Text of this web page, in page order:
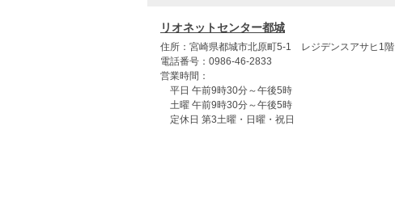
リオネットセンター都城
住所：宮崎県都城市北原町5-1 レジデンスアサヒ1階
電話番号：0986-46-2833
営業時間：
平日 午前9時30分～午後5時
土曜 午前9時30分～午後5時
定休日 第3土曜・日曜・祝日